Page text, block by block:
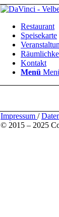
Restaurant
Speisekarte
Kontakt
Menü
Impressum /
© 2015 – 2025